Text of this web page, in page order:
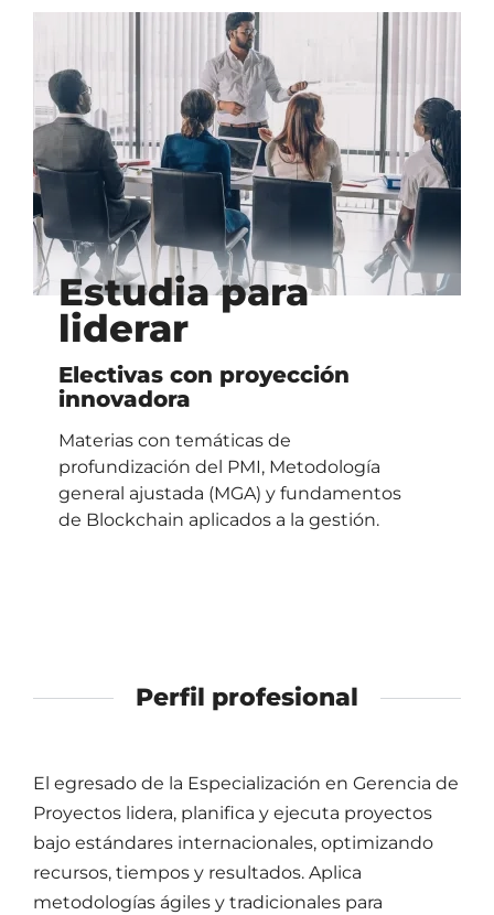
Estudia para
liderar
Electivas con proyección
innovadora
Materias con temáticas de
profundización del PMI, Metodología
general ajustada (MGA) y fundamentos
de Blockchain aplicados a la gestión.
Perfil profesional
El egresado de la Especialización en Gerencia de
Proyectos lidera, planifica y ejecuta proyectos
bajo estándares internacionales, optimizando
recursos, tiempos y resultados. Aplica
metodologías ágiles y tradicionales para